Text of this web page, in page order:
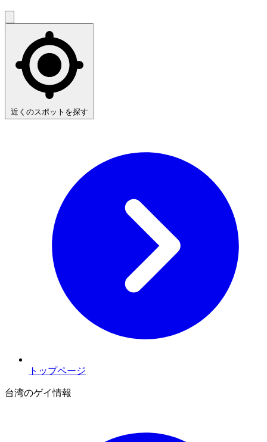
近くのスポットを探す
トップページ
台湾のゲイ情報